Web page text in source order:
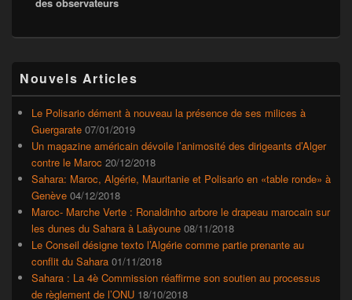
principale
de
widget
barre
latérale
Nouvels Articles
Le Polisario dément à nouveau la présence de ses milices à
Guergarate 07/01/2019
Un magazine américain dévoile l’animosité des dirigeants d’Alger
contre le Maroc 20/12/2018
Sahara: Maroc, Algérie, Mauritanie et Polisario en «table ronde» à
Genève 04/12/2018
Maroc- Marche Verte : Ronaldinho arbore le drapeau marocain sur
les dunes du Sahara à Laâyoune 08/11/2018
Le Conseil désigne texto l’Algérie comme partie prenante au
conflit du Sahara 01/11/2018
Sahara : La 4è Commission réaffirme son soutien au processus
de règlement de l’ONU 18/10/2018